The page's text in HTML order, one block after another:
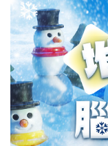
最新活動